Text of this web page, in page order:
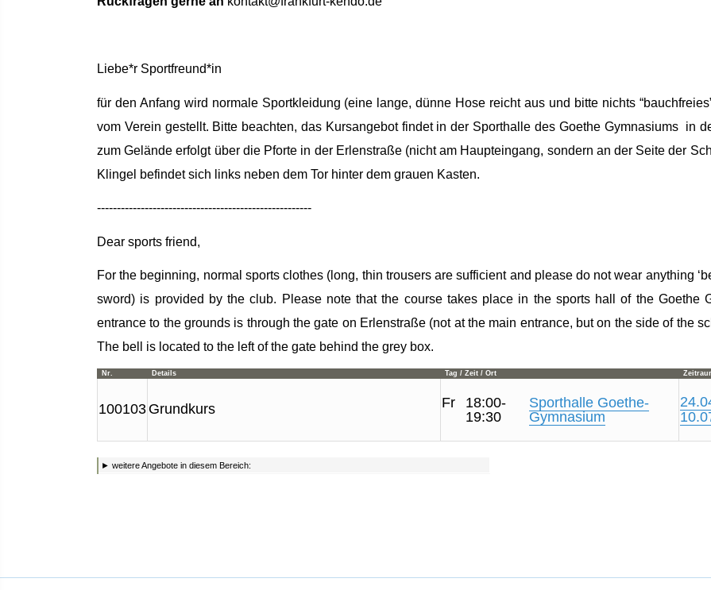
Feedbackmanagement
Dezernat Internationales
Leben und Studieren in Frankfurt am Main
Veranstaltungskalender
Hochschulwahlen
Liebe*r Sportfreund*in
für den Anfang wird normale Sportkleidung (eine lange, dünne Hose reicht aus und bitte nichts
vom Verein gestellt. Bitte beachten, das Kursangebot findet in der Sporthalle des Goethe Gymnasiums in
zum Gelände erfolgt über die Pforte in der Erlenstraße (nicht am Haupteingang, sondern an der Seite der
Klingel befindet sich links neben dem Tor hinter dem grauen Kasten.
------------------------------------------------------
Dear sports friend,
For the beginning, normal sports clothes (long, thin trousers are sufficient and please do not wear anything
sword) is provided by the club. Please note that the course takes place in the sports hall of the Goethe
entrance to the grounds is through the gate on Erlenstraße (not at the main entrance, but on the side of the
The bell is located to the left of the gate behind the grey box.
Nr. Details Tag / Zeit / Ort
100103 Grundkurs Fr
18:00-
19:30
Sporthalle Goethe-
Gymnasium
► weitere Angebote in diesem Bereich: